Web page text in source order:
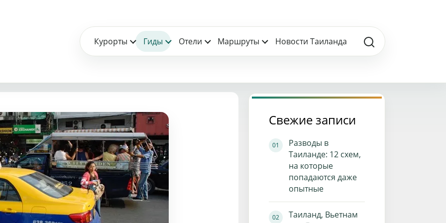
Курорты Гиды Отели Маршруты Новости Таиланда
Свежие записи
Разводы в
Таиланде: 12 схем,
на которые
попадаются даже
опытные
Таиланд, Вьетнам